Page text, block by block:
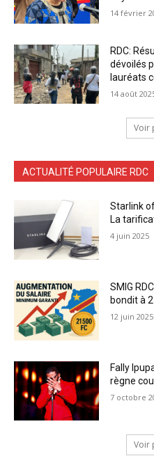
14 février
RDC:
dévoilés
lauréats
14 août
Voir
ACTUALITÉ POPULAIRE RDC
Starlink
La
4 juin 2025
SMIG
bondit à
12 juin 2025
Fally
règne
7 octobre
Voir